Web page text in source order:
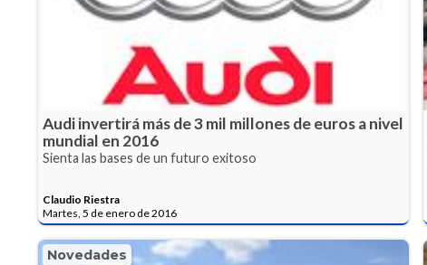
Audi invertirá más de 3 mil millones de euros a nivel
mundial en 2016
Sienta las bases de un futuro exitoso
Claudio Riestra
Martes, 5 de enero de 2016
Novedades